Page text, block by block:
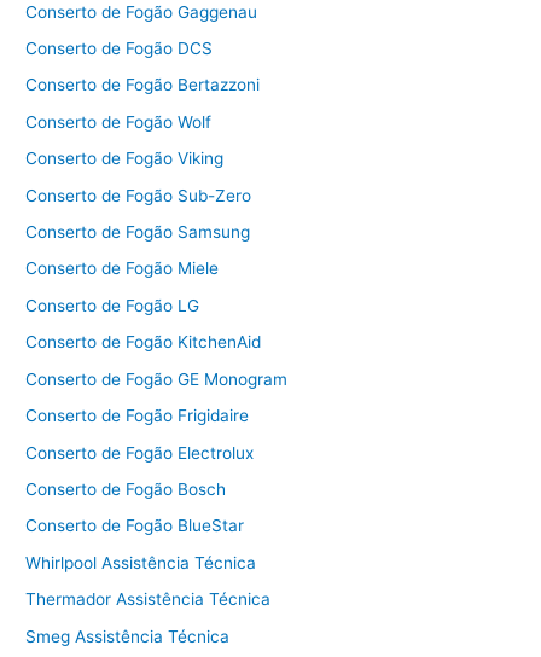
Conserto de Fogão Gaggenau
Conserto de Fogão DCS
Conserto de Fogão Bertazzoni
Conserto de Fogão Wolf
Conserto de Fogão Viking
Conserto de Fogão Sub-Zero
Conserto de Fogão Samsung
Conserto de Fogão Miele
Conserto de Fogão LG
Conserto de Fogão KitchenAid
Conserto de Fogão GE Monogram
Conserto de Fogão Frigidaire
Conserto de Fogão Electrolux
Conserto de Fogão Bosch
Conserto de Fogão BlueStar
Whirlpool Assistência Técnica
Thermador Assistência Técnica
Smeg Assistência Técnica